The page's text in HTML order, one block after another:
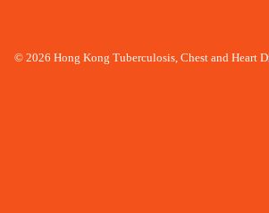
© 2026 Hong Kong Tuberculosis, Chest and Heart